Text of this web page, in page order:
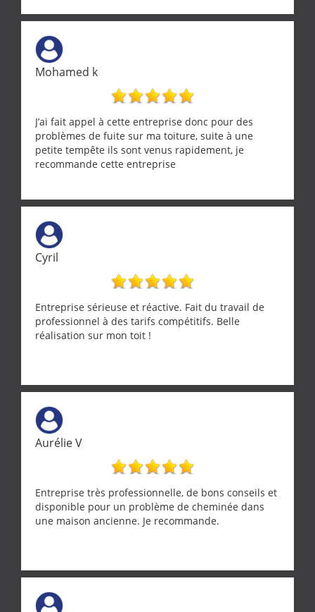
Mohamed k
J’ai fait appel à cette entreprise donc pour des
problèmes de fuite sur ma toiture, suite à une
petite tempête ils sont venus rapidement, je
recommande cette entreprise
Cyril
Entreprise sérieuse et réactive. Fait du travail de
professionnel à des tarifs compétitifs. Belle
réalisation sur mon toit !
Aurélie V
Entreprise très professionnelle, de bons conseils et
disponible pour un problème de cheminée dans
une maison ancienne. Je recommande.